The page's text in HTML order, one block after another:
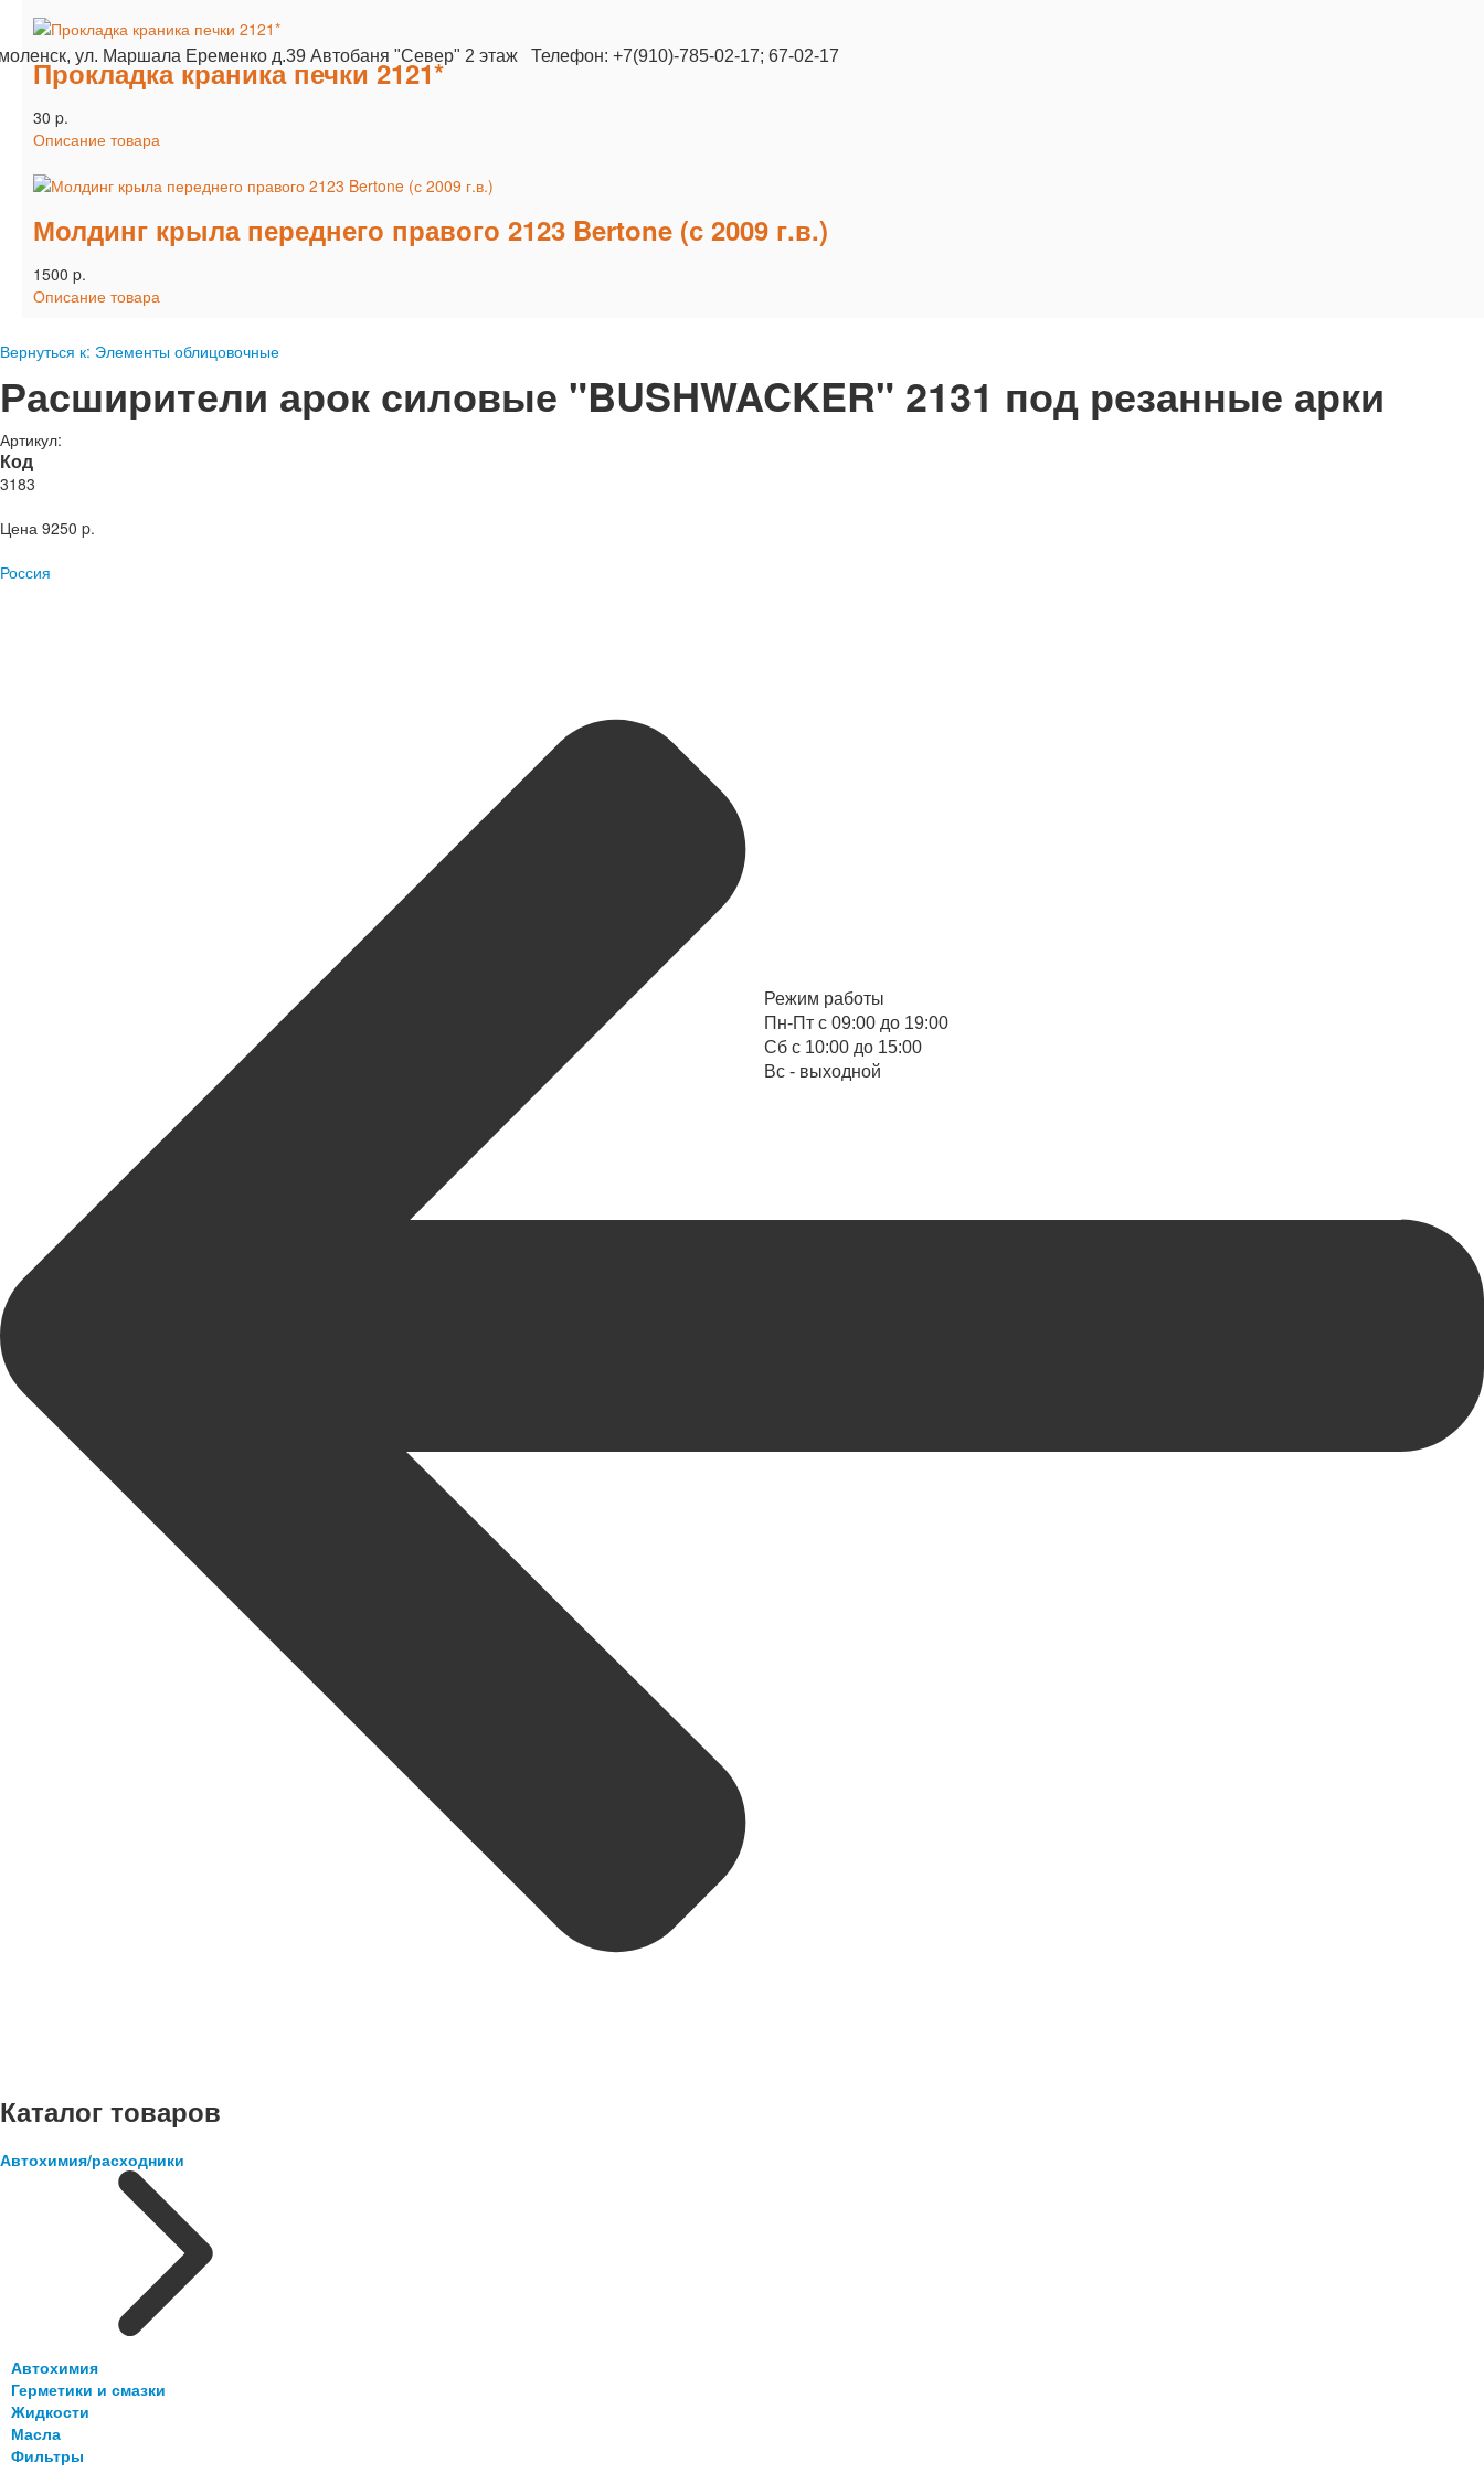
Режим работы
Пн-Пт с 09:00 до 19:00
Cб с 10:00 до 15:00
Вс - выходной
ул. Маршала Еременко д.39 Автобаня "Север" 2 этаж Телефон: +7(910)-785-02-17; 67-02-17
Прокладка краника печки 2121*
30 p.
Описание товара
Молдинг крыла переднего правого 2123 Bertone (с 2009 г.в.)
1500 p.
Описание товара
Вернуться к: Элементы облицовочные
Расширители арок силовые "BUSHWACKER" 2131 под резанные арки
Артикул:
Код
3183
Цена 9250 p.
Россия
Каталог товаров
Автохимия/расходники
Автохимия
Герметики и смазки
Жидкости
Масла
Фильтры